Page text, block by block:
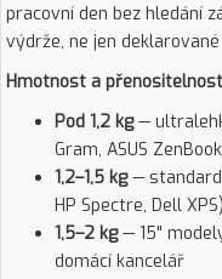
pracovní den bez hledání
výdrže, ne jen
Hmotnost a přenositelnost
Pod 1,2 kg—
Gram, ASUS
1,2–1,5 kg— standard
HP Spectre, Dell XPS)
1,5–2 kg— 15"
domácí kancelář